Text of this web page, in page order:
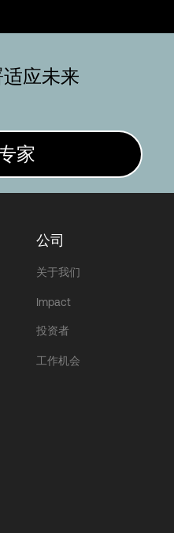
应未来
家
公司
关于我们
Impact
投资者
工作机会